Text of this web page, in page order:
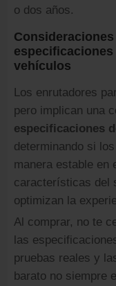
o dos años.
vehículos
Los enrutadores
pero implican una
especificaciones
determinando si
manera estable en
características del
optimizan la
Al comprar, no te
las
pruebas reales y
barato no siempre